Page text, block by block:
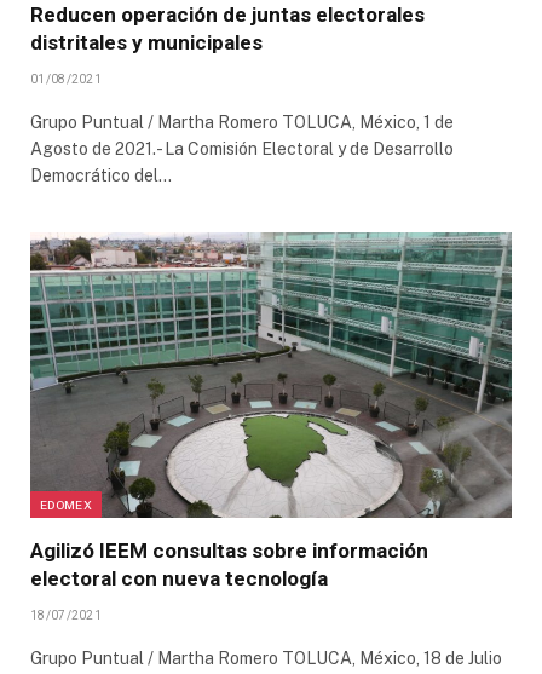
Reducen operación de juntas electorales
distritales y municipales
01/08/2021
Grupo Puntual / Martha Romero TOLUCA, México, 1 de
Agosto de 2021.- La Comisión Electoral y de Desarrollo
Democrático del…
EDOMEX
Agilizó IEEM consultas sobre información
electoral con nueva tecnología
18/07/2021
Grupo Puntual / Martha Romero TOLUCA, México, 18 de Julio